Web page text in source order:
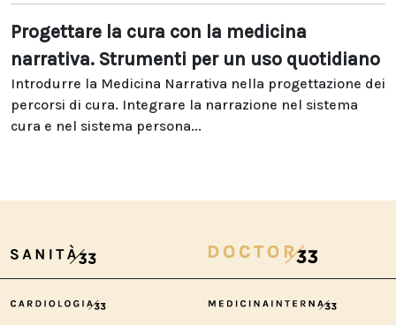
Progettare la cura con la medicina
narrativa. Strumenti per un uso quotidiano
Introdurre la Medicina Narrativa nella progettazione dei
percorsi di cura. Integrare la narrazione nel sistema
cura e nel sistema persona...